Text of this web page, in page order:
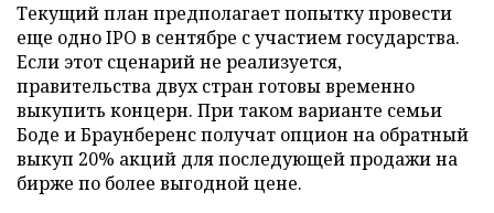
Текущий план предполагает попытку провести
еще одно IPO в сентябре с участием государства.
Если этот сценарий не реализуется,
правительства двух стран готовы временно
выкупить концерн. При таком варианте семьи
Боде и Браунберенс получат опцион на обратный
выкуп 20% акций для последующей продажи на
бирже по более выгодной цене.